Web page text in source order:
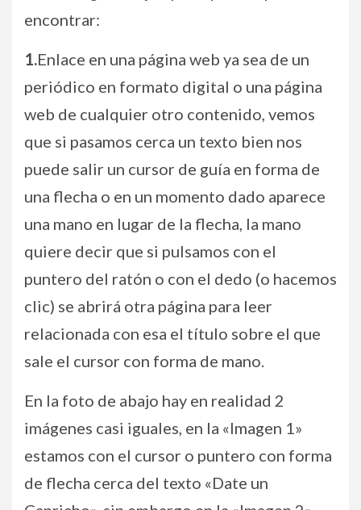
encontrar:
1.Enlace en una página web ya sea de un
periódico en formato digital o una página
web de cualquier otro contenido, vemos
que si pasamos cerca un texto bien nos
puede salir un cursor de guía en forma de
una flecha o en un momento dado aparece
una mano en lugar de la flecha, la mano
quiere decir que si pulsamos con el
puntero del ratón o con el dedo (o hacemos
clic) se abrirá otra página para leer
relacionada con esa el título sobre el que
sale el cursor con forma de mano.
En la foto de abajo hay en realidad 2
imágenes casi iguales, en la «Imagen 1»
estamos con el cursor o puntero con forma
de flecha cerca del texto «Date un